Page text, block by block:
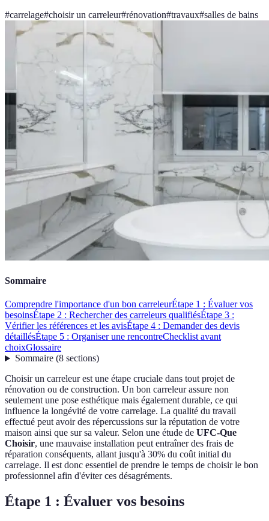
#carrelage#choisir un carreleur#rénovation#travaux#salles de bains
Sommaire
Comprendre l'importance d'un bon carreleurÉtape 1 : Évaluer vos
besoinsÉtape 2 : Rechercher des carreleurs qualifiésÉtape 3 :
Vérifier les références et les avisÉtape 4 : Demander des devis
détaillésÉtape 5 : Organiser une rencontreChecklist avant
choixGlossaire
Sommaire(8 sections)
Choisir un carreleur est une étape cruciale dans tout projet de
rénovation ou de construction. Un bon carreleur assure non
seulement une pose esthétique mais également durable, ce qui
influence la longévité de votre carrelage. La qualité du travail
effectué peut avoir des répercussions sur la réputation de votre
maison ainsi que sur sa valeur. Selon une étude de UFC-Que
Choisir, une mauvaise installation peut entraîner des frais de
réparation conséquents, allant jusqu'à 30% du coût initial du
carrelage. Il est donc essentiel de prendre le temps de choisir le bon
professionnel afin d'éviter ces désagréments.
Étape 1 : Évaluer vos besoins